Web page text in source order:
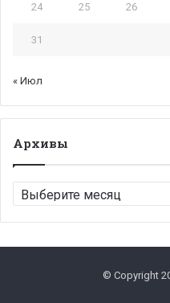
24 25 26
31
« Июл
Архивы
Архивы
© Copyright